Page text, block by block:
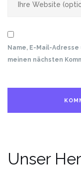
Name, E-Mail-
meinen nächsten
Unser